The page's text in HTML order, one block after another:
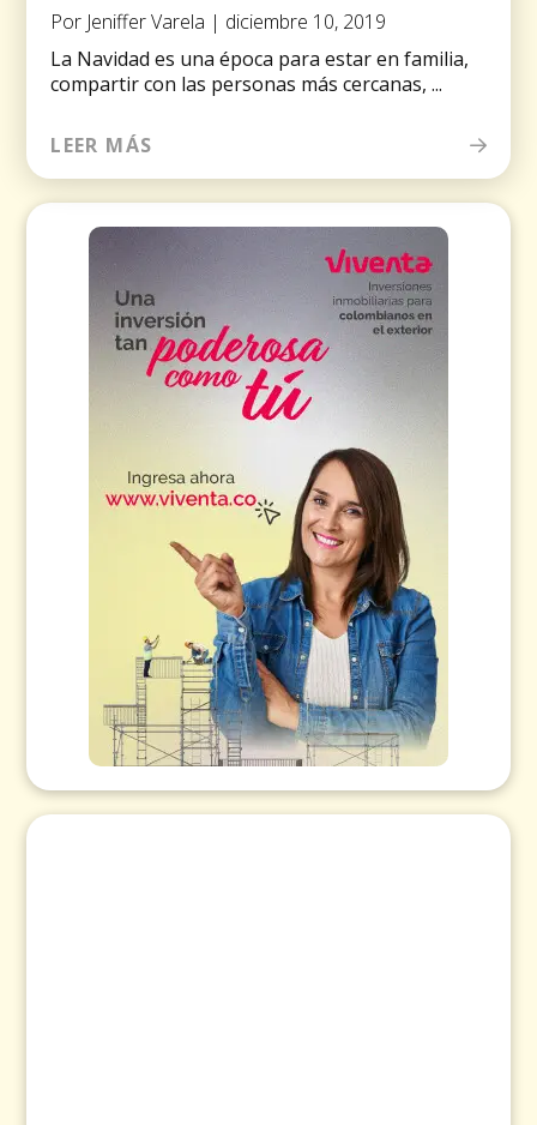
Por Jeniffer Varela | diciembre 10, 2019
La Navidad es una época para estar en familia,
compartir con las personas más cercanas, ...
LEER MÁS